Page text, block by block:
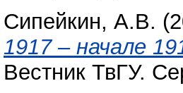
Сипейкин, А.В.
1917 – начале
Вестник ТвГУ.